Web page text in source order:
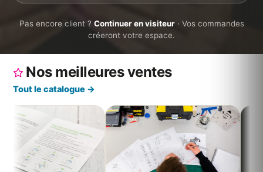
Pas encore client ? Continuer en visiteur· Vos commandes
créeront votre espace.
Gratuit
contrôle de votre fichier + BAT
Humain
conseiller au 05 46 82 78 39
Nos meilleures ventes
Tout le catalogue →